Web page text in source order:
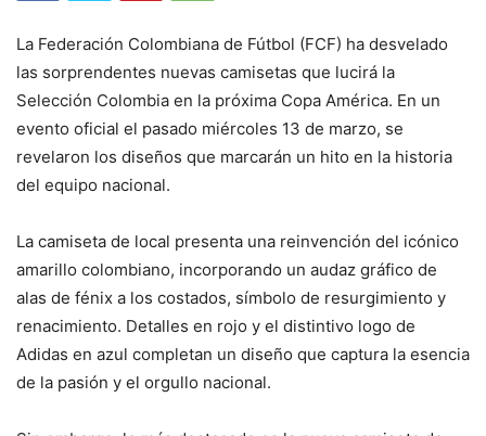
La Federación Colombiana de Fútbol (FCF) ha desvelado
las sorprendentes nuevas camisetas que lucirá la
Selección Colombia en la próxima Copa América. En un
evento oficial el pasado miércoles 13 de marzo, se
revelaron los diseños que marcarán un hito en la historia
del equipo nacional.
La camiseta de local presenta una reinvención del icónico
amarillo colombiano, incorporando un audaz gráfico de
alas de fénix a los costados, símbolo de resurgimiento y
renacimiento. Detalles en rojo y el distintivo logo de
Adidas en azul completan un diseño que captura la esencia
de la pasión y el orgullo nacional.